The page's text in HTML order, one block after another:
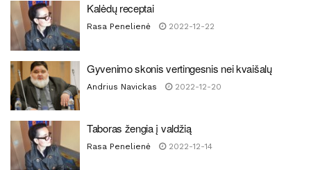
Kalėdų receptai
Rasa Penelienė 2022-12-22
Gyvenimo skonis vertingesnis nei kvaišalų
Andrius Navickas 2022-12-20
Taboras žengia į valdžią
Rasa Penelienė 2022-12-14